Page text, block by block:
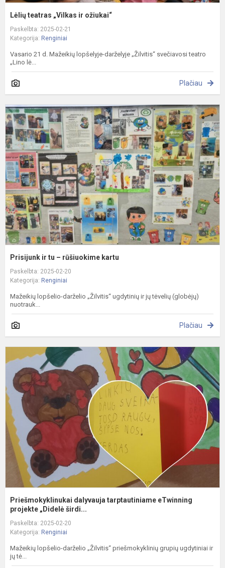
Lėlių teatras „Vilkas ir ožiukai“
Paskelbta: 2025-02-21
Kategorija: Renginiai
Vasario 21 d. Mažeikių lopšelyje-darželyje „Žilvitis“ svečiavosi teatro
„Lino lė...
Plačiau
Prisijunk ir tu – rūšiuokime kartu
Paskelbta: 2025-02-20
Kategorija: Renginiai
Mažeikių lopšelio-darželio „Žilvitis“ ugdytinių ir jų tėvelių (globėjų)
nuotrauk...
Plačiau
Priešmokyklinukai dalyvauja tarptautiniame eTwinning
projekte „Didelė širdi...
Paskelbta: 2025-02-20
Kategorija: Renginiai
Mažeikių lopšelio-darželio „Žilvitis“ priešmokyklinių grupių ugdytiniai ir
jų tė...